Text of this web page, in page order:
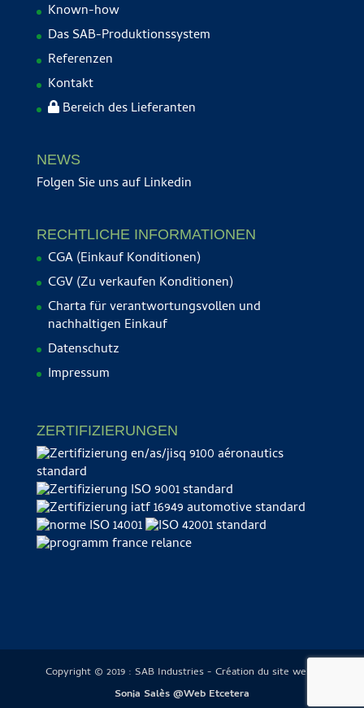
Known-how
Das SAB-Produktionssystem
Referenzen
Kontakt
Bereich des Lieferanten
NEWS
Folgen Sie uns aufLinkedin
RECHTLICHE INFORMATIONEN
CGA (Einkauf Konditionen)
CGV (Zu verkaufen Konditionen)
Charta für verantwortungsvollen und
nachhaltigen Einkauf
Datenschutz
Impressum
ZERTIFIZIERUNGEN
Copyright © 2019 : SAB Industries - Création du site web :
Sonia Salès @Web Etcetera